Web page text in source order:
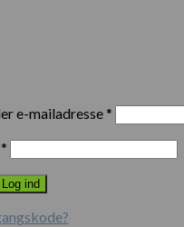
e-mailadresse*
*
Log ind